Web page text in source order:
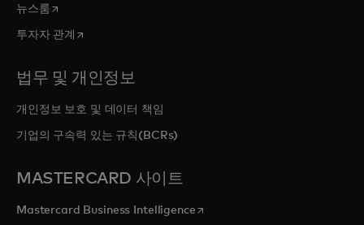
뉴스룸새 탭에서 열림
투자자 관계 새 탭에서 열림
법무 및 개인정보
개인정보 보호 및 데이터 책임
기업의 구속력 있는 규칙(BCRs)
MASTERCARD 사이트
Mastercard Business Intelligence새 탭에서 열림